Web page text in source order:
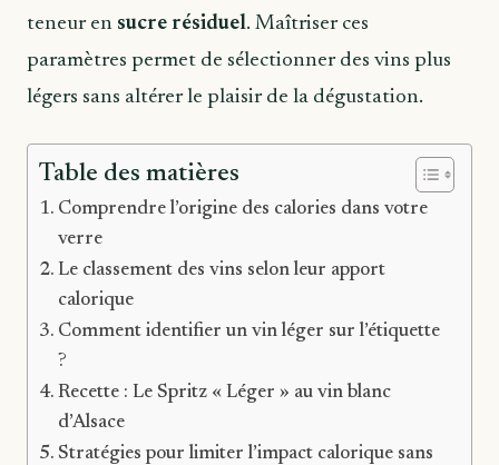
teneur en sucre résiduel. Maîtriser ces
paramètres permet de sélectionner des vins plus
légers sans altérer le plaisir de la dégustation.
Table des matières
Comprendre l’origine des calories dans votre
verre
Le classement des vins selon leur apport
calorique
Comment identifier un vin léger sur l’étiquette
?
Recette : Le Spritz « Léger » au vin blanc
d’Alsace
Stratégies pour limiter l’impact calorique sans